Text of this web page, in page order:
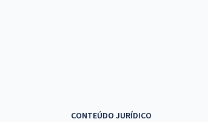
CONTEÚDO JURÍDICO